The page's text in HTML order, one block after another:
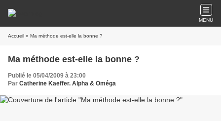
MENU
Accueil » Ma méthode est-elle la bonne ?
Ma méthode est-elle la bonne ?
Publié le 05/04/2009 à 23:00
Par Catherine Kaeffer. Alpha & Oméga